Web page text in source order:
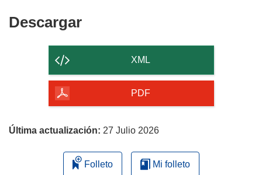
DescargarDescargar
contenido
de
página
XML
PDF
Última actualización: 27 Julio 2026
Folleto Mi folleto